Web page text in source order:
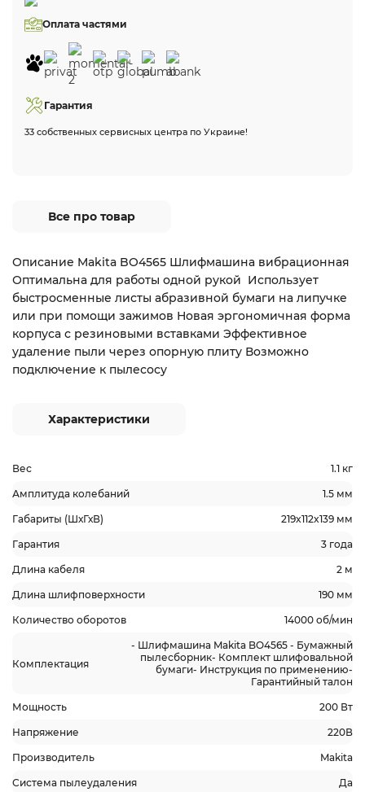
Оплата частями
Гарантия
33 собственных сервисных центра по Украине!
Все про товар
Описание Makita BO4565 Шлифмашина вибрационная
Оптимальна для работы одной рукой Использует
быстросменные листы абразивной бумаги на липучке
или при помощи зажимов Новая эргономичная форма
корпуса с резиновыми вставками Эффективное
удаление пыли через опорную плиту Возможно
подключение к пылесосу
Характеристики
Вес 1.1 кг
Амплитуда колебаний 1.5 мм
Габариты (ШхГхВ) 219x112x139 мм
Гарантия 3 года
Длина кабеля 2 м
Длина шлифповерхности 190 мм
Количество оборотов 14000 об/мин
Комплектация
- Шлифмашина Makita BO4565 - Бумажный
пылесборник- Комплект шлифовальной
бумаги- Инструкция по применению-
Гарантийный талон
Мощность 200 Вт
Напряжение 220В
Производитель Makita
Система пылеудаления Да